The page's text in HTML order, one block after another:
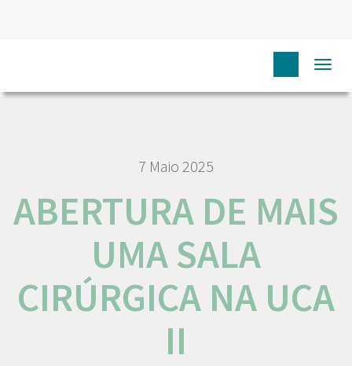
7 Maio 2025
ABERTURA DE MAIS
UMA SALA
CIRÚRGICA NA UCA
II